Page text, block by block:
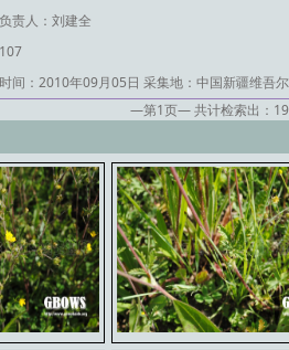
责人：刘建全
间：2010年09月05日 采集地：中国新疆维吾
—第1页— 共计检索出： 19